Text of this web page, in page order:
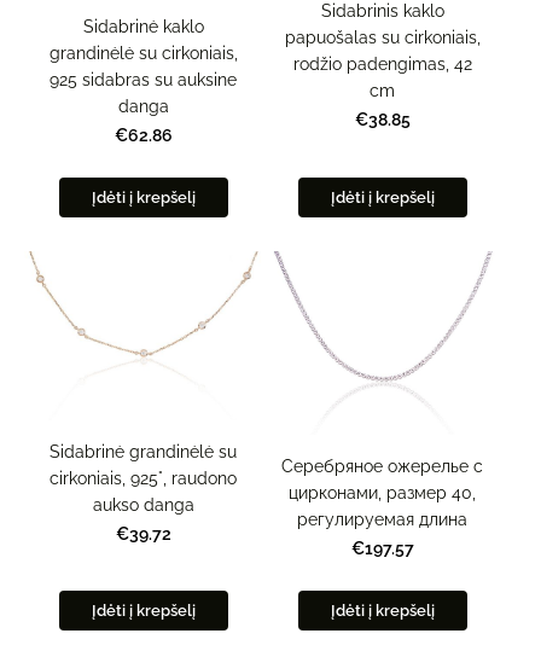
Sidabrinė kaklo
grandinėlė su cirkoniais,
925 sidabras su auksine
danga
€62.86
Įdėti į krepšelį
Sidabrinis kaklo
papuošalas su cirkoniais,
rodžio padengimas, 42
cm
€38.85
Įdėti į krepšelį
Sidabrinė grandinėlė su
cirkoniais, 925°, raudono
aukso danga
€39.72
Įdėti į krepšelį
Серебряное ожерелье с
цирконами, размер 40,
регулируемая длина
€197.57
Įdėti į krepšelį